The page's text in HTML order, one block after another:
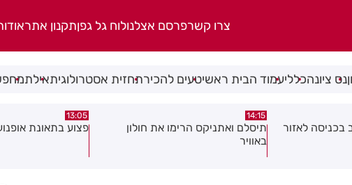
צרו קשרפרסם אצלנולוח גל גפןתקנון אתר
נס ציונהכלליעמוד הבית ראשיטעים להכירתחזית אסטרולוגיתאילת
את חולון
13:05
פצוע בתאונת אופנוע במרכז חולון
08:58
גופה נפלטה אל